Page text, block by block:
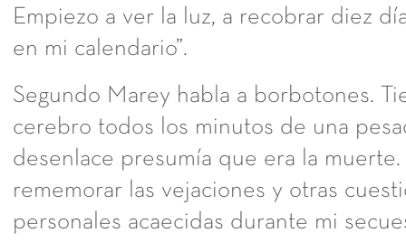
Empiezo a ver la luz, a recobrar diez
en mi calendario”.
Segundo Marey habla a borbotones.
cerebro todos los minutos de una
desenlace presumía que era la muerte.
rememorar las vejaciones y otras
personales acaecidas durante mi